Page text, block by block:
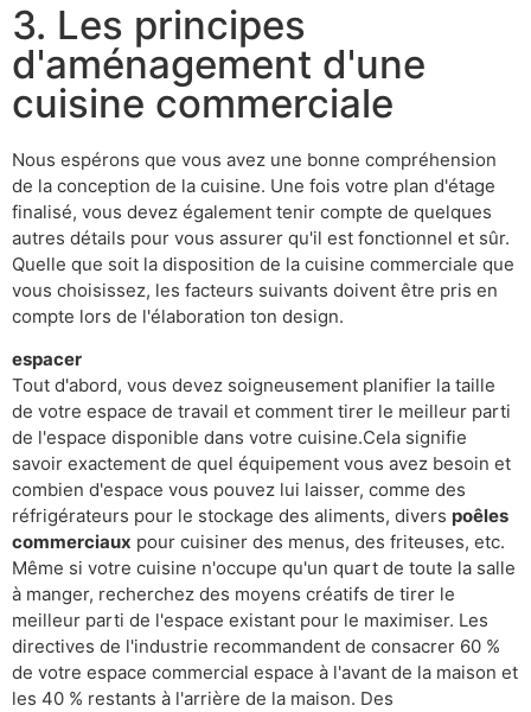
3. Les principes
d'aménagement d'une
cuisine commerciale
Nous espérons que vous avez une bonne compréhension
de la conception de la cuisine. Une fois votre plan d'étage
finalisé, vous devez également tenir compte de quelques
autres détails pour vous assurer qu'il est fonctionnel et sûr.
Quelle que soit la disposition de la cuisine commerciale que
vous choisissez, les facteurs suivants doivent être pris en
compte lors de l'élaboration ton design.
espacer
Tout d'abord, vous devez soigneusement planifier la taille
de votre espace de travail et comment tirer le meilleur parti
de l'espace disponible dans votre cuisine.Cela signifie
savoir exactement de quel équipement vous avez besoin et
combien d'espace vous pouvez lui laisser, comme des
réfrigérateurs pour le stockage des aliments, divers poêles
commerciaux pour cuisiner des menus, des friteuses, etc.
Même si votre cuisine n'occupe qu'un quart de toute la salle
à manger, recherchez des moyens créatifs de tirer le
meilleur parti de l'espace existant pour le maximiser. Les
directives de l'industrie recommandent de consacrer 60 %
de votre espace commercial espace à l'avant de la maison et
les 40 % restants à l'arrière de la maison. Des